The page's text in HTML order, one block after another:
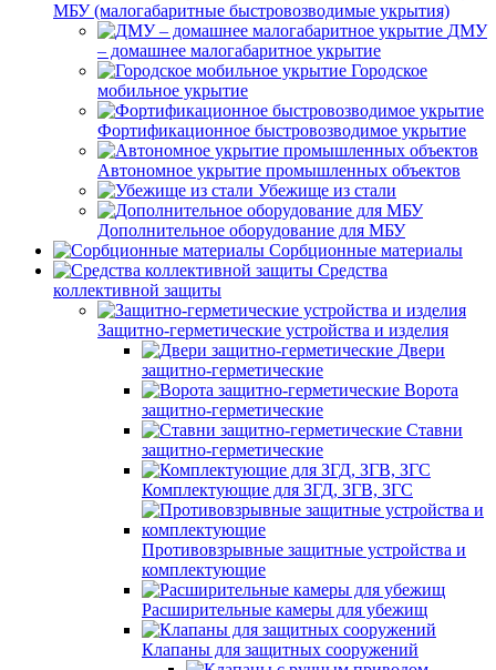
МБУ (малогабаритные быстровозводимые укрытия)
ДМУ
– домашнее малогабаритное укрытие
Городское
мобильное укрытие
Фортификационное быстровозводимое укрытие
Автономное укрытие промышленных объектов
Убежище из стали
Дополнительное оборудование для МБУ
Сорбционные материалы
Средства
коллективной защиты
Защитно-герметические устройства и изделия
Двери
защитно-герметические
Ворота
защитно-герметические
Ставни
защитно-герметические
Комплектующие для ЗГД, ЗГВ, ЗГС
Противовзрывные защитные устройства и
комплектующие
Расширительные камеры для убежищ
Клапаны для защитных сооружений